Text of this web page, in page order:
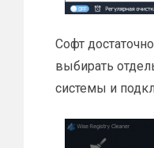
Софт
выбирать
системы и